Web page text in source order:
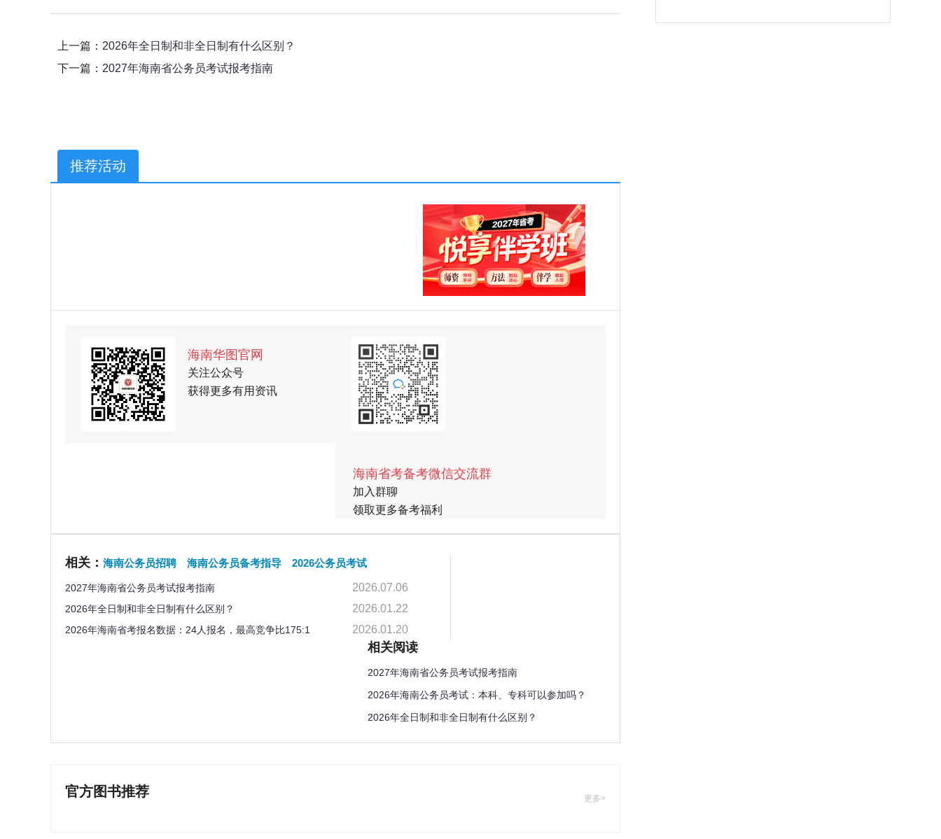
上一篇： 2026年全日制和非全日制有什么区别？
下一篇： 2027年海南省公务员考试报考指南
推荐活动
海南华图官网
关注公众号
获得更多有用资讯
海南省考备考微信交流群
加入群聊
领取更多备考福利
相关： 海南公务员招聘 海南公务员备考指导 2026公务员考试
2027年海南省公务员考试报考指南 2026.07.06
2026年全日制和非全日制有什么区别？ 2026.01.22
2026年海南省考报名数据：24人报名，最高竞争比175:1 2026.01.20
相关阅读
2027年海南省公务员考试报考指南
2026年海南公务员考试：本科、专科可以参加吗？
2026年全日制和非全日制有什么区别？
官方图书推荐 更多>